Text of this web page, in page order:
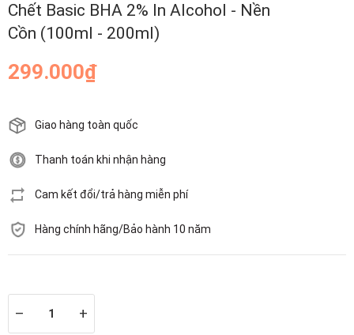
Chết Basic BHA 2% In Alcohol - Nền
Cồn (100ml - 200ml)
299.000₫
Giao hàng toàn quốc
Thanh toán khi nhận hàng
Cam kết đổi/trả hàng miễn phí
Hàng chính hãng/Bảo hành 10 năm
– +